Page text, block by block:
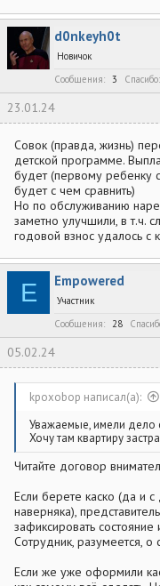
d0nkeyh0t
Новичок
Сообщения
3 Спасибо
23.01.24
Совок (правда, жизнь)
детской программе.
будет (первому ребенку
будет с чем сравнить)
Но по обслуживанию
заметно улучшили, в т.ч.
годовой взнос удалось с
E Empowered
Участник
Сообщения
28
05.02.24
kpoxobop написал(а):
Уважаемые, имели дело
Хочу там квартиру
Читайте договор
Если берете каско (да и
наверняка),
зафиксировать
Сотрудник, разумеется, о
Если же уже оформили